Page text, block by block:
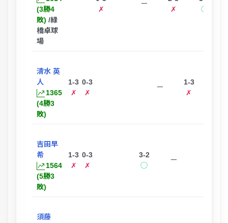
(3勝4
敗) /緑
橋卓球
場
✗
ー
✗
◯
清水 英
人
1365
(4勝3
敗)
1-3
✗
0-3
✗
ー
1-3
✗
吉田早
希
1564
(5勝3
敗)
1-3
✗
0-3
✗
3-2
◯
ー
須藤